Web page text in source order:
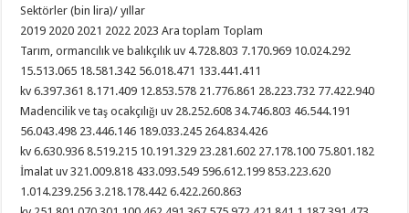
Sektörler (bin lira)/ yıllar
2019 2020 2021 2022 2023 Ara toplam Toplam
Tarım, ormancılık ve balıkçılık uv 4.728.803 7.170.969 10.024.292
15.513.065 18.581.342 56.018.471 133.441.411
kv 6.397.361 8.171.409 12.853.578 21.776.861 28.223.732 77.422.940
Madencilik ve taş ocakçılığı uv 28.252.608 34.746.803 46.544.191
56.043.498 23.446.146 189.033.245 264.834.426
kv 6.630.936 8.519.215 10.191.329 23.281.602 27.178.100 75.801.182
İmalat uv 321.009.818 433.093.549 596.612.199 853.223.620
1.014.239.256 3.218.178.442 6.422.260.863